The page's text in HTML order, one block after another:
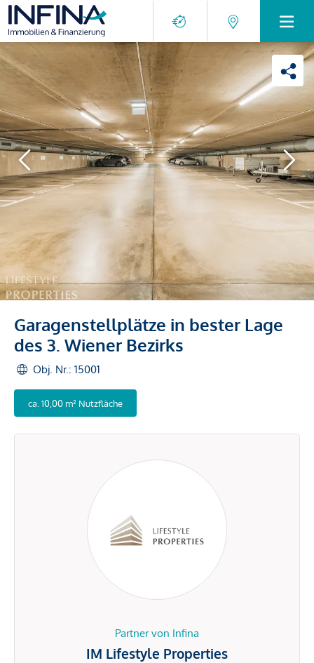
Garagenstellplätze in bester Lage
des 3. Wiener Bezirks
Obj. Nr.: 15001
ca. 10,00 m² Nutzfläche
Partner von Infina
IM Lifestyle Properties